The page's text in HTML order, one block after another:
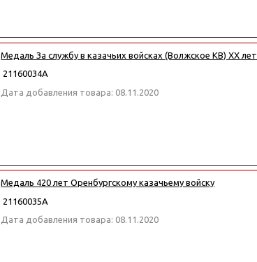
Медаль За службу в казачьих войсках (Волжское КВ) XX лет
21160034А
Дата добавления товара: 08.11.2020
Медаль 420 лет Оренбургскому казачьему войску
21160035А
Дата добавления товара: 08.11.2020